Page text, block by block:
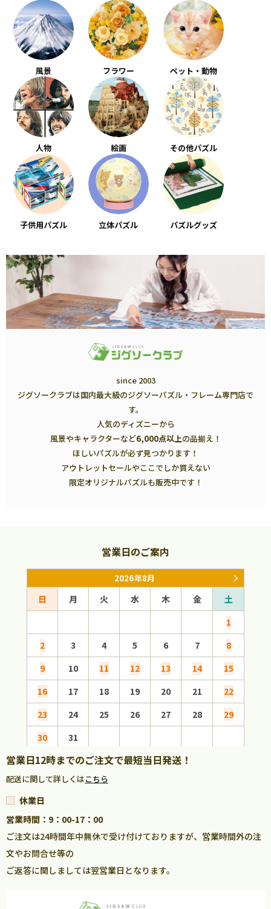
風景 フラワー ペット・動物
人物 絵画 その他パズル
子供用パズル 立体パズル パズルグッズ
since 2003
ジグソークラブは国内最大級のジグソーパズル・フレーム専門店で
す。
人気のディズニーから
風景やキャラクターなど6,000点以上の品揃え！
ほしいパズルが必ず見つかります！
アウトレットセールやここでしか買えない
限定オリジナルパズルも販売中です！
営業日のご案内
2026年8月
日 月 火 水 木 金
土
1
2
3 4 5 6 7
8
9
10 11 12 13 14
15
16
17 18 19 20 21
22
23
24 25 26 27 28
29
30
31
営業日12時までのご注文で最短当日発送！
配送に関して詳しくはこちら
休業日
営業時間：9：00-17：00
ご注文は24時間年中無休で受け付けておりますが、営業時間外の注
文やお問合せ等の
ご返答に関しましては翌営業日となります。